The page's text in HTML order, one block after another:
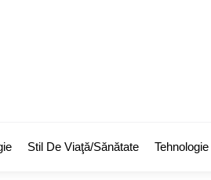
Stil De Viaţă/Sănătate Tehnologie